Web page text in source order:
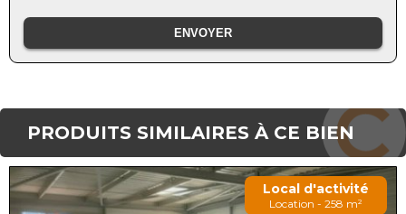
PRODUITS SIMILAIRES À CE BIEN
Local d'activité
Location - 258 m²